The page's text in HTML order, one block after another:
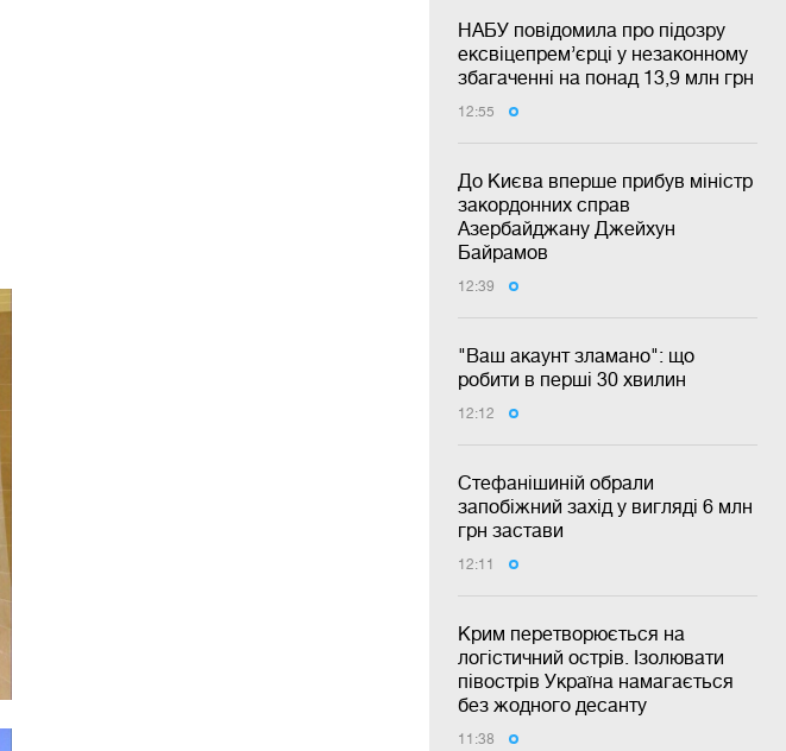
НАБУ повідомила про підозру
ексвіцепрем’єрці у незаконному
збагаченні на понад 13,9 млн грн
12:55
До Києва вперше прибув міністр
закордонних справ
Азербайджану Джейхун
Байрамов
12:39
"Ваш акаунт зламано": що
робити в перші 30 хвилин
12:12
Стефанішиній обрали
запобіжний захід у вигляді 6 млн
грн застави
12:11
Крим перетворюється на
логістичний острів. Ізолювати
півострів Україна намагається
без жодного десанту
11:38